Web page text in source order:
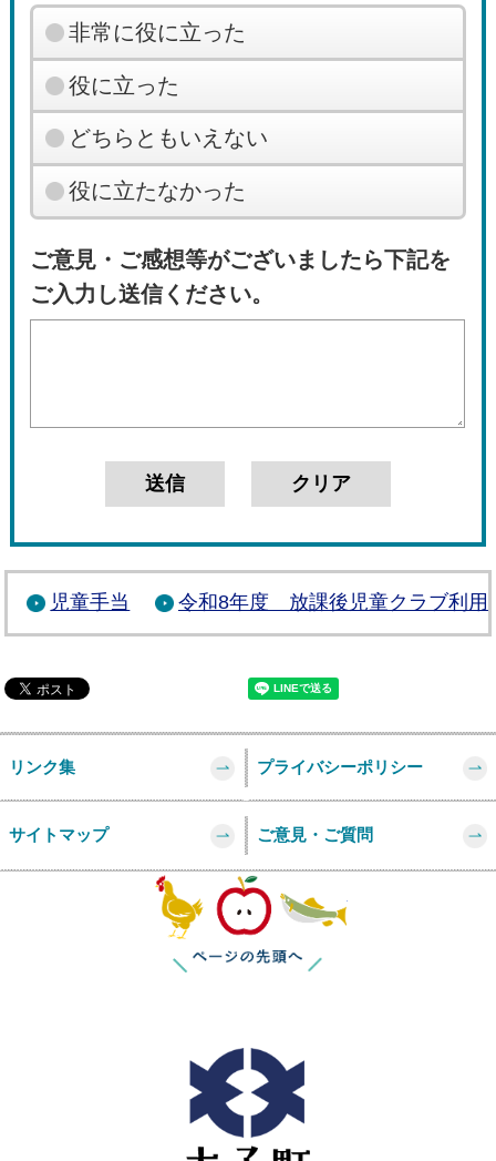
非常に役に立った
役に立った
どちらともいえない
役に立たなかった
ご意見・ご感想等がございましたら下記を
ご入力し送信ください。
児童手当 令和8年度 放課後児童クラブ利用
リンク集 プライバシーポリシー
サイトマップ ご意見・ご質問